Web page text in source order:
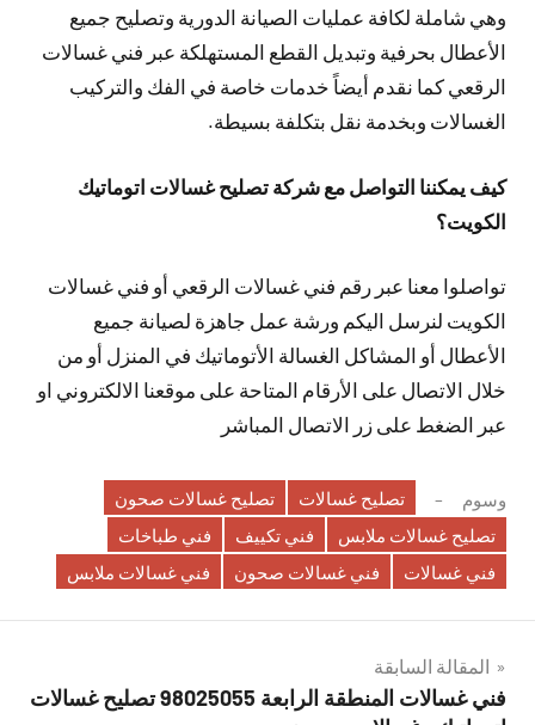
وهي شاملة لكافة عمليات الصيانة الدورية وتصليح جميع
الأعطال بحرفية وتبديل القطع المستهلكة عبر فني غسالات
الرقعي كما نقدم أيضاً خدمات خاصة في الفك والتركيب
الغسالات وبخدمة نقل بتكلفة بسيطة.
كيف يمكننا التواصل مع شركة تصليح غسالات اتوماتيك
الكويت؟
تواصلوا معنا عبر رقم فني غسالات الرقعي أو فني غسالات
الكويت لنرسل اليكم ورشة عمل جاهزة لصيانة جميع
الأعطال أو المشاكل الغسالة الأتوماتيك في المنزل أو من
خلال الاتصال على الأرقام المتاحة على موقعنا الالكتروني او
عبر الضغط على زر الاتصال المباشر
وسوم تصليح غسالات
تصليح غسالات صحون
تصليح غسالات ملابس
فني تكييف
فني طباخات
فني غسالات
فني غسالات صحون فني غسالات ملابس
تصفّح
المقالة السابقة
فني غسالات المنطقة الرابعة 98025055 تصليح غسالات